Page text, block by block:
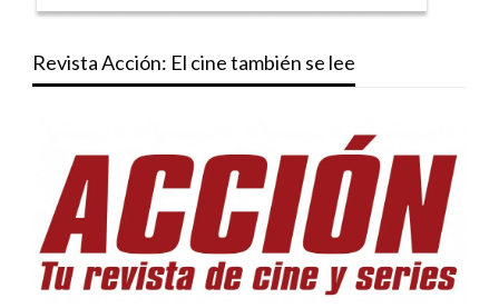
Revista Acción: El cine también se lee